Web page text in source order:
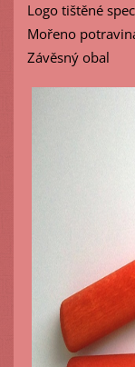
Logo tištěné
Mořeno
Závěsný obal